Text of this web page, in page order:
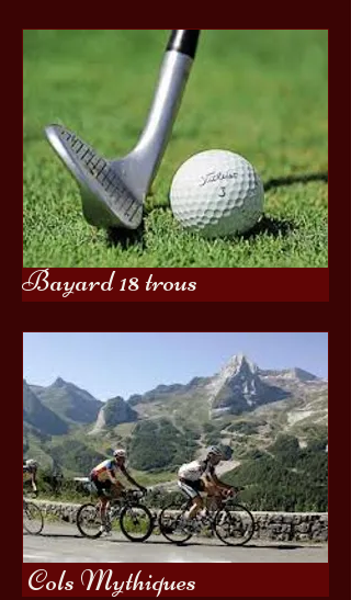
Bayard 18 trous
Cols Mythiques